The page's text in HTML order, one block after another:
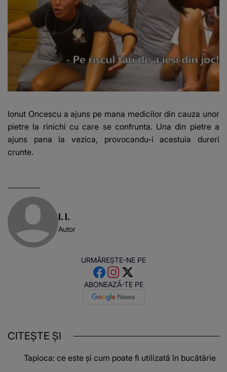
Ionut Oncescu a ajuns pe mana medicilor din cauza unor
pietre la rinichi cu care se confrunta. Una din pietre a
ajuns pana la vezica, provocandu-i acestuia dureri
crunte.
I. I.
Autor
URMĂREȘTE-NE PE
ABONEAZĂ-TE PE
CITEȘTE ȘI
Tapioca: ce este și cum poate fi utilizată în bucătărie